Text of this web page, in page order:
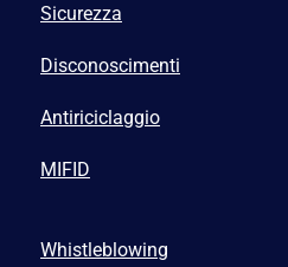
Sicurezza
Disconoscimenti
Antiriciclaggio
MIFID
Whistleblowing